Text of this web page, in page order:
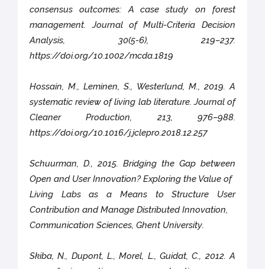
consensus outcomes: A case study on forest
management. Journal of Multi-Criteria Decision
Analysis, 30(5-6), 219–237.
https://doi.org/10.1002/mcda.1819
Hossain, M., Leminen, S., Westerlund, M., 2019. A
systematic review of living lab literature. Journal of
Cleaner Production, 213, 976–988.
https://doi.org/10.1016/j.jclepro.2018.12.257
Schuurman, D., 2015. Bridging the Gap between
Open and User Innovation? Exploring the Value of
Living Labs as a Means to Structure User
Contribution and Manage Distributed Innovation,
Communication Sciences, Ghent University.
Skiba, N., Dupont, L., Morel, L., Guidat, C., 2012. A